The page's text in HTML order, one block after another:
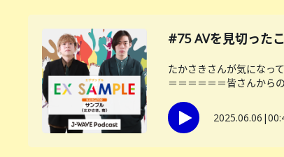
#75 AVを見切った
たかさきさんが気になっ
＝＝＝＝＝＝皆さんから
2025.06.06 |